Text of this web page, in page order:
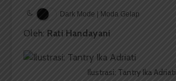
Dark Mode | Moda Gelap
Oleh: Rati Handayani
Ilustrasi: Tantry Ika Adriati